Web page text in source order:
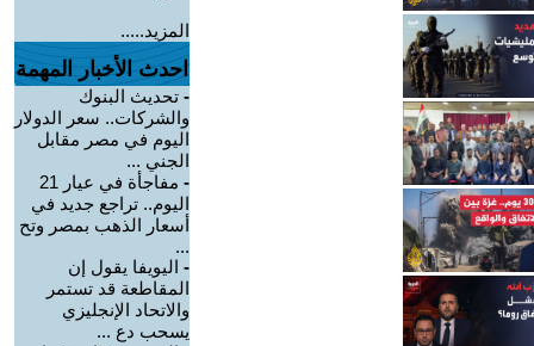
المزيد.....
احدث الأخبار المهمة
- تحديث البنوك
والشركات.. سعر الدولار
اليوم في مصر مقابل
الجني ...
-
مفاجأة في عيار 21
اليوم.. تراجع جديد في
أسعار الذهب بمصر وتح
...
- اليويفا يقول إن
المقاطعة قد تستمر
والاتحاد الإنجليزي
يسحب دع ...